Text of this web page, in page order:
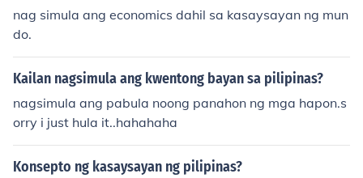
nag simula ang economics dahil sa kasaysayan ng mun
do.
Kailan nagsimula ang kwentong bayan sa pilipinas?
nagsimula ang pabula noong panahon ng mga hapon.s
orry i just hula it..hahahaha
Konsepto ng kasaysayan ng pilipinas?